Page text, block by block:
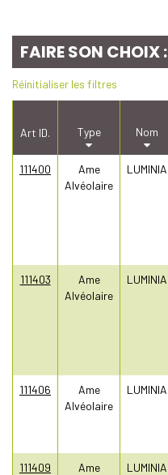
FAIRE SON CHOIX :
Réinitialiser les filtres
Art ID. Type Nom
111400
Ame
Alvéolaire
LUMINIA
111403
Ame
Alvéolaire
LUMINIA
111406
Ame
Alvéolaire
LUMINIA
111409
Ame
LUMINIA